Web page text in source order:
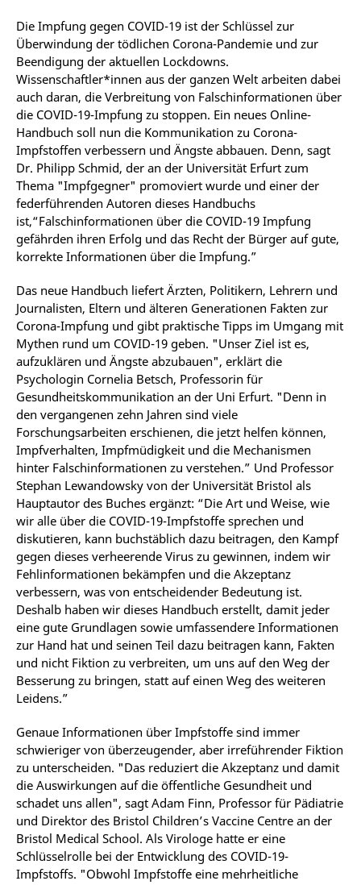
Die Impfung gegen COVID-19 ist der Schlüssel zur
Überwindung der tödlichen Corona-Pandemie und zur
Beendigung der aktuellen Lockdowns.
Wissenschaftler*innen aus der ganzen Welt arbeiten dabei
auch daran, die Verbreitung von Falschinformationen über
die COVID-19-Impfung zu stoppen. Ein neues Online-
Handbuch soll nun die Kommunikation zu Corona-
Impfstoffen verbessern und Ängste abbauen. Denn, sagt
Dr. Philipp Schmid, der an der Universität Erfurt zum
Thema "Impfgegner" promoviert wurde und einer der
federführenden Autoren dieses Handbuchs
ist,“Falschinformationen über die COVID-19 Impfung
gefährden ihren Erfolg und das Recht der Bürger auf gute,
korrekte Informationen über die Impfung.”
Das neue Handbuch liefert Ärzten, Politikern, Lehrern und
Journalisten, Eltern und älteren Generationen Fakten zur
Corona-Impfung und gibt praktische Tipps im Umgang mit
Mythen rund um COVID-19 geben. "Unser Ziel ist es,
aufzuklären und Ängste abzubauen", erklärt die
Psychologin Cornelia Betsch, Professorin für
Gesundheitskommunikation an der Uni Erfurt. "Denn in
den vergangenen zehn Jahren sind viele
Forschungsarbeiten erschienen, die jetzt helfen können,
Impfverhalten, Impfmüdigkeit und die Mechanismen
hinter Falschinformationen zu verstehen.” Und Professor
Stephan Lewandowsky von der Universität Bristol als
Hauptautor des Buches ergänzt: “Die Art und Weise, wie
wir alle über die COVID-19-Impfstoffe sprechen und
diskutieren, kann buchstäblich dazu beitragen, den Kampf
gegen dieses verheerende Virus zu gewinnen, indem wir
Fehlinformationen bekämpfen und die Akzeptanz
verbessern, was von entscheidender Bedeutung ist.
Deshalb haben wir dieses Handbuch erstellt, damit jeder
eine gute Grundlagen sowie umfassendere Informationen
zur Hand hat und seinen Teil dazu beitragen kann, Fakten
und nicht Fiktion zu verbreiten, um uns auf den Weg der
Besserung zu bringen, statt auf einen Weg des weiteren
Leidens.”
Genaue Informationen über Impfstoffe sind immer
schwieriger von überzeugender, aber irreführender Fiktion
zu unterscheiden. "Das reduziert die Akzeptanz und damit
die Auswirkungen auf die öffentliche Gesundheit und
schadet uns allen", sagt Adam Finn, Professor für Pädiatrie
und Direktor des Bristol Children’s Vaccine Centre an der
Bristol Medical School. Als Virologe hatte er eine
Schlüsselrolle bei der Entwicklung des COVID-19-
Impfstoffs. "Obwohl Impfstoffe eine mehrheitliche